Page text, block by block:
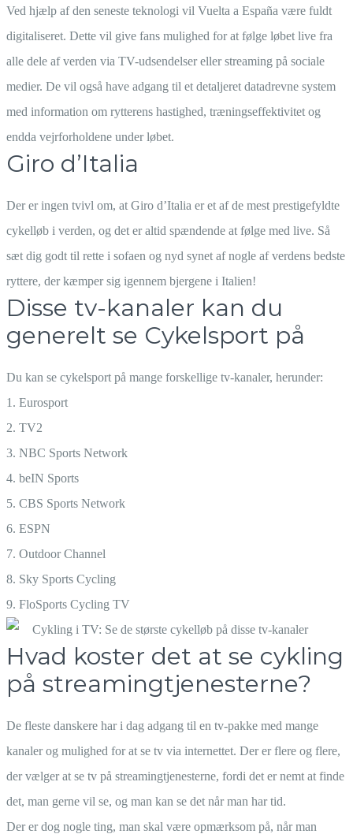
Ved hjælp af den seneste teknologi vil Vuelta a España være fuldt
digitaliseret. Dette vil give fans mulighed for at følge løbet live fra
alle dele af verden via TV-udsendelser eller streaming på sociale
medier. De vil også have adgang til et detaljeret datadrevne system
med information om rytterens hastighed, træningseffektivitet og
endda vejrforholdene under løbet.
Giro d’Italia
Der er ingen tvivl om, at Giro d’Italia er et af de mest prestigefyldte
cykelløb i verden, og det er altid spændende at følge med live. Så
sæt dig godt til rette i sofaen og nyd synet af nogle af verdens bedste
ryttere, der kæmper sig igennem bjergene i Italien!
Disse tv-kanaler kan du
generelt se Cykelsport på
Du kan se cykelsport på mange forskellige tv-kanaler, herunder:
1. Eurosport
2. TV2
3. NBC Sports Network
4. beIN Sports
5. CBS Sports Network
6. ESPN
7. Outdoor Channel
8. Sky Sports Cycling
9. FloSports Cycling TV
Hvad koster det at se cykling
på streamingtjenesterne?
De fleste danskere har i dag adgang til en tv-pakke med mange
kanaler og mulighed for at se tv via internettet. Der er flere og flere,
der vælger at se tv på streamingtjenesterne, fordi det er nemt at finde
det, man gerne vil se, og man kan se det når man har tid.
Der er dog nogle ting, man skal være opmærksom på, når man